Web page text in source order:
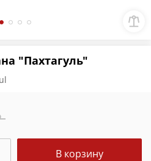
"Пахтагуль"
В корзину